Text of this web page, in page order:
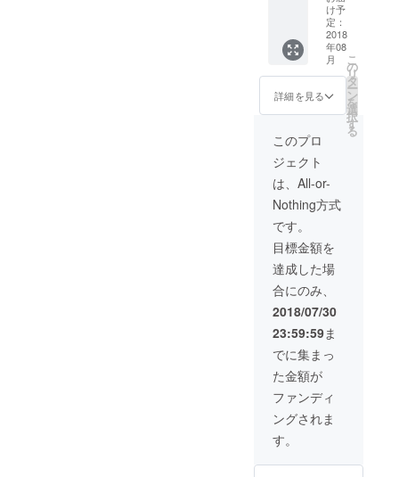
シャ
ワーの
利用可
能な場
所にな
す。
らに含
まれま
す。ま
た開催
の場所
並びに
日程
藤沢市
海岸
で、9月
以降の
日曜日
してお
りま
す。 ※
応援者
と個別
に連絡
ていた
だき、
場合に
よって
は複数
日程開
催をさ
ます。
関して
は、利
用の期
限はあ
りませ
ん。二
人ぶん
スー
ツ、
ボー
ド、着
替えの
場所や
利用代
金も含
まれて
おりま
す。開
催地に
関して
は神奈
川県藤
沢市鵠
沼海岸
を予定
してお
の他の
録の名
前以外
のもの
を希望
する方
は、応
援の際
に備考
欄に記
載希望
の名称
をお書
きくだ
さい。
※1日を
関して
は、個
別に連
絡をし
て内容
や日
時・場
所など
を決定
させて
いただ
きま
す。遠
希望の
のお名
前の掲
載 ■限
定オン
ライン
サロン
への参
加権利
■あなた
の企画
でシェ
アサー
ビスを
開発し
ます ※
のお名
前の掲
載に関
して、
Campfi
reに登
録の名
前以外
のもの
を希望
する方
は、応
援の際
載希望
け予
定：
2018
年08
月
詳細を見る
こ
の
リ
タ
ー
ン
を
選
択
す
る
このプロ
ジェクト
は、All-or-
Nothing方式
です。
目標金額を
達成した場
合にのみ、
2018/07/30
23:59:59ま
でに集まっ
た金額が
ファンディ
ングされま
す。